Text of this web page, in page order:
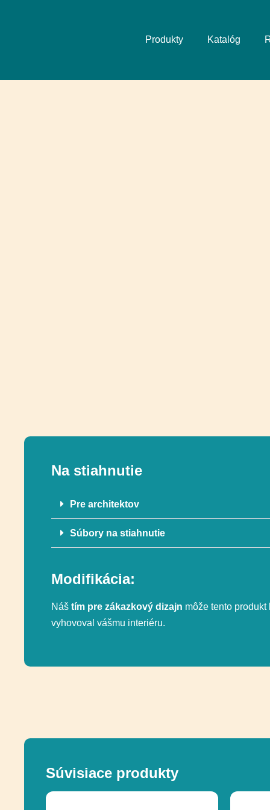
Produkty Katalóg
Na stiahnutie
Pre architektov
Súbory na stiahnutie
Modifikácia:
Náš tím pre zákazkový dizajn môže tento
vyhovoval vášmu interiéru.
Súvisiace produkty